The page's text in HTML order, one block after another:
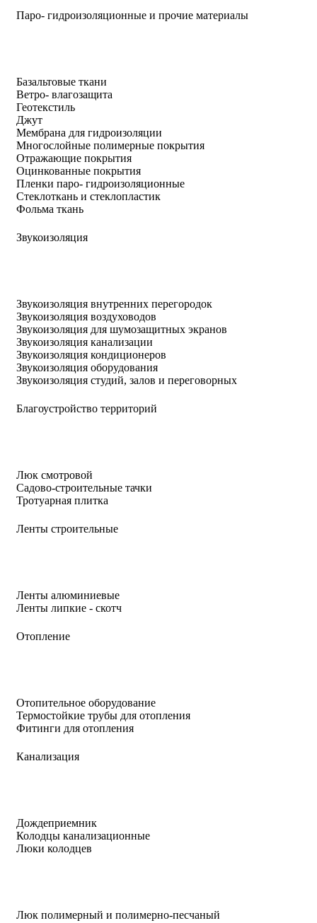
Паро- гидроизоляционные и прочие материалы
Базальтовые ткани
Ветро- влагозащита
Геотекстиль
Джут
Мембрана для гидроизоляции
Многослойные полимерные покрытия
Отражающие покрытия
Оцинкованные покрытия
Пленки паро- гидроизоляционные
Стеклоткань и стеклопластик
Фольма ткань
Звукоизоляция
Звукоизоляция внутренних перегородок
Звукоизоляция воздуховодов
Звукоизоляция для шумозащитных экранов
Звукоизоляция канализации
Звукоизоляция кондиционеров
Звукоизоляция оборудования
Звукоизоляция студий, залов и переговорных
Благоустройство территорий
Люк смотровой
Садово-строительные тачки
Тротуарная плитка
Ленты строительные
Ленты алюминиевые
Ленты липкие - скотч
Отопление
Отопительное оборудование
Термостойкие трубы для отопления
Фитинги для отопления
Канализация
Дождеприемник
Колодцы канализационные
Люки колодцев
Люк полимерный и полимерно-песчаный